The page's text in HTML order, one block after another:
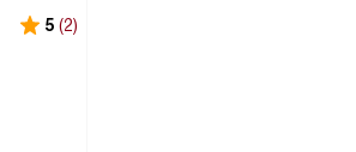
5 (2)